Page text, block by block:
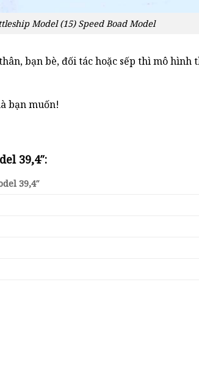
Model (15) Speed Boad Model
bạn bè, đối tác hoặc sếp thì mô hình
bạn muốn!
39,4″:
39,4″